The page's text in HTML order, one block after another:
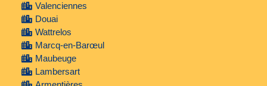
Valenciennes
Douai
Wattrelos
Marcq-en-Barœul
Maubeuge
Lambersart